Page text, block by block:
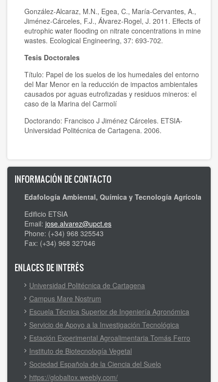
González-Alcaraz, M.N., Egea, C., María-Cervantes, A.,
Jiménez-Cárceles, F.J., Álvarez-Rogel, J. 2011. Effects of
eutrophic water flooding on nitrate concentrations in mine
wastes. Ecological Engineering, 37: 693-702.
Tesis Doctorales
Título: Papel de los suelos de los humedales del entorno
del Mar Menor en la reducción de impactos ambientales
causados por aguas eutrofizadas y residuos mineros: el
caso de la Marina del Carmolí
Doctorando: Francisco J Jiménez Cárceles. ETSIA-
Universidad Politécnica de Cartagena. 2006.
INFORMACIÓN DE CONTACTO
Edafología Ambiental, Química y Tecnología Agrícola
Edificio ETSIA
Email: jose.alvarez@upct.es
Phone: (+34) 968 325543
Fax: (+34) 968 327046
ENLACES DE INTERÉS
Universidad Politécnica de Cartagena
Campus Mare Nostrum
Escuela Técnica Superior de Ingeniería Agronómica
Servicio de Apoyo a la Investigación Tecnológica
Estación Experimental Agroalimentaria Tomás Ferro
Instituto de Biotecnología Vegetal
Sociedad Española de la Ciencia del Suelo
https://globaltox.weebly.com/